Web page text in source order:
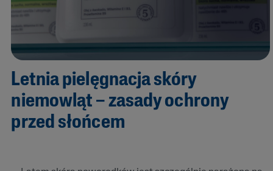
Letnia pielęgnacja skóry
niemowląt – zasady ochrony
przed słońcem